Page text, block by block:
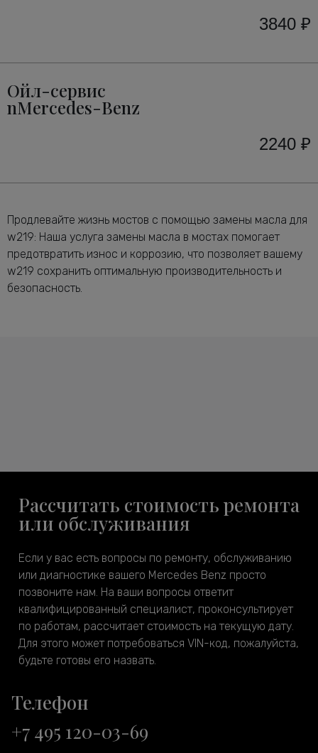
3840 ₽
Ойл-сервис
nMercedes-Benz
2240 ₽
Продлевайте жизнь мостов с помощью замены масла для
w219: Наша услуга замены масла в мостах помогает
предотвратить износ и коррозию, что позволяет вашему
w219 сохранить оптимальную производительность и
безопасность.
Рассчитать стоимость ремонта
или обслуживания
Если у вас есть вопросы по ремонту, обслуживанию
или диагностике вашего Mercedes Benz просто
позвоните нам. На ваши вопросы ответит
квалифицированный специалист, проконсультирует
по работам, рассчитает стоимость на текущую дату.
Для этого может потребоваться VIN-код, пожалуйста,
будьте готовы его назвать.
Телефон
+7 495 120-03-69